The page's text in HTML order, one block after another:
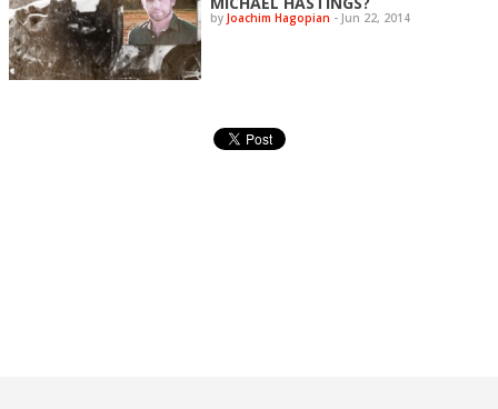
byJoachim Hagopian - Jun 22, 2014